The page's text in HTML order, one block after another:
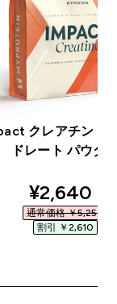
クレアチン モ
ドレート パウダ
¥2,640‎
通常価格 ￥5,250‎
割引 ￥2,610‎